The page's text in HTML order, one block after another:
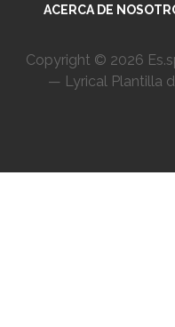
ACERCA DE
Copyright © 2026
— Lyrical Plantilla